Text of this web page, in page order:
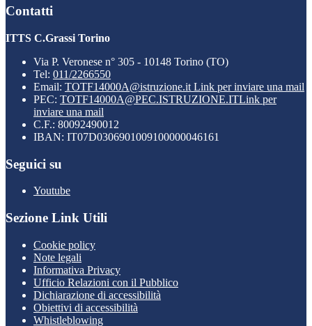
Contatti
ITTS C.Grassi Torino
Via P. Veronese n° 305 - 10148 Torino (TO)
Tel: 011/2266550
Email: TOTF14000A@istruzione.it Link per inviare una mail
PEC: TOTF14000A@PEC.ISTRUZIONE.ITLink per
inviare una mail
C.F.: 80092490012
IBAN: IT07D0306901009100000046161
Seguici su
Youtube
Sezione Link Utili
Cookie policy
Note legali
Informativa Privacy
Ufficio Relazioni con il Pubblico
Dichiarazione di accessibilità
Obiettivi di accessibilità
Whistleblowing